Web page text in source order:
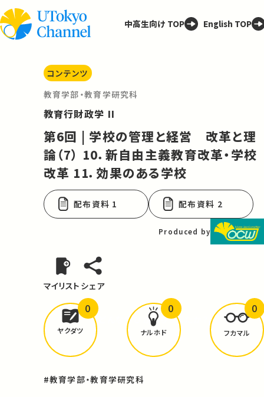
中高生向け TOP English TOP
コンテンツ
教育学部・教育学研究科
教育行財政学 II
第6回 | 学校の管理と経営 改革と理
論（7） 10．新自由主義教育改革・学校
改革 11．効果のある学校
配布資料 1 配布資料 2
Produced by
マイリスト シェア
どんな学びがありましたか？
ヤクダツ
0
ナルホド
0
フカマル
0
#教育学部・教育学研究科